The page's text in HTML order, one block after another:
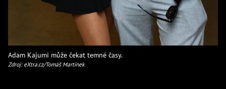
Adam Kajumi může čekat temné časy.
Zdroj: eXtra.cz/Tomáš Martínek